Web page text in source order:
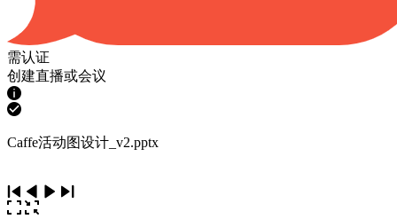
需认证
创建直播或会议
Caffe活动图设计_v2.pptx